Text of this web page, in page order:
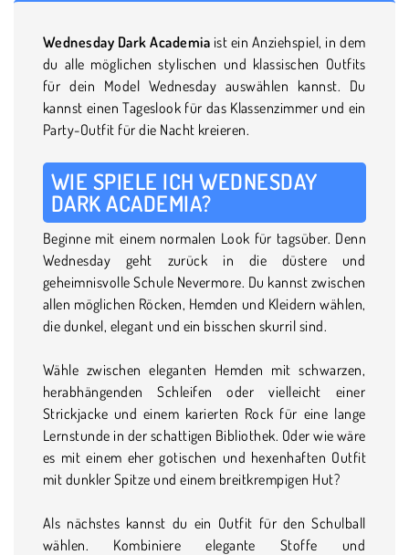
Wednesday Dark Academia ist ein Anziehspiel, in dem
du alle möglichen stylischen und klassischen Outfits
für dein Model Wednesday auswählen kannst. Du
kannst einen Tageslook für das Klassenzimmer und ein
Party-Outfit für die Nacht kreieren.
WIE SPIELE ICH WEDNESDAY
DARK ACADEMIA?
Beginne mit einem normalen Look für tagsüber. Denn
Wednesday geht zurück in die düstere und
geheimnisvolle Schule Nevermore. Du kannst zwischen
allen möglichen Röcken, Hemden und Kleidern wählen,
die dunkel, elegant und ein bisschen skurril sind.
Wähle zwischen eleganten Hemden mit schwarzen,
herabhängenden Schleifen oder vielleicht einer
Strickjacke und einem karierten Rock für eine lange
Lernstunde in der schattigen Bibliothek. Oder wie wäre
es mit einem eher gotischen und hexenhaften Outfit
mit dunkler Spitze und einem breitkrempigen Hut?
Als nächstes kannst du ein Outfit für den Schulball
wählen. Kombiniere elegante Stoffe und